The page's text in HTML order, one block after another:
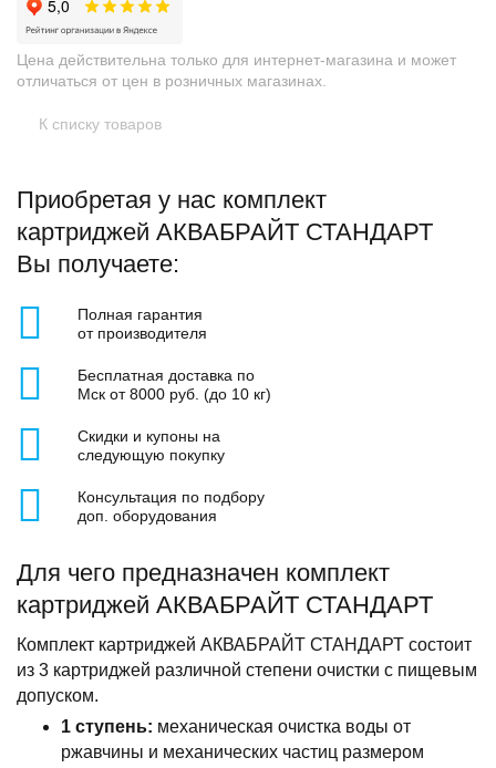
Цена действительна только для интернет-магазина и может
отличаться от цен в розничных магазинах.
К списку товаров
Приобретая у нас комплект
картриджей АКВАБРАЙТ СТАНДАРТ
Вы получаете:
Полная гарантия
от производителя
Бесплатная доставка по
Мск от 8000 руб. (до 10 кг)
Скидки и купоны на
следующую покупку
Консультация по подбору
доп. оборудования
Для чего предназначен комплект
картриджей АКВАБРАЙТ СТАНДАРТ
Комплект картриджей АКВАБРАЙТ СТАНДАРТ состоит
из 3 картриджей различной степени очистки с пищевым
допуском.
1 ступень: механическая очистка воды от
ржавчины и механических частиц размером